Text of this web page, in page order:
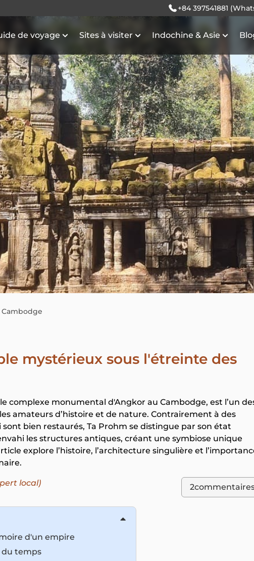
+84 397541881
de voyage Sites à visiter Indochine & Asie
mystérieux sous l'étreinte des
complexe monumental d'Angkor au Cambodge, est l’un
amateurs d’histoire et de nature. Contrairement à des
bien restaurés, Ta Prohm se distingue par son état
les structures antiques, créant une symbiose unique
explore l’histoire, l’architecture singulière et
local)
2
d'un empire
du temps